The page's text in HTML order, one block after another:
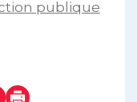
publique